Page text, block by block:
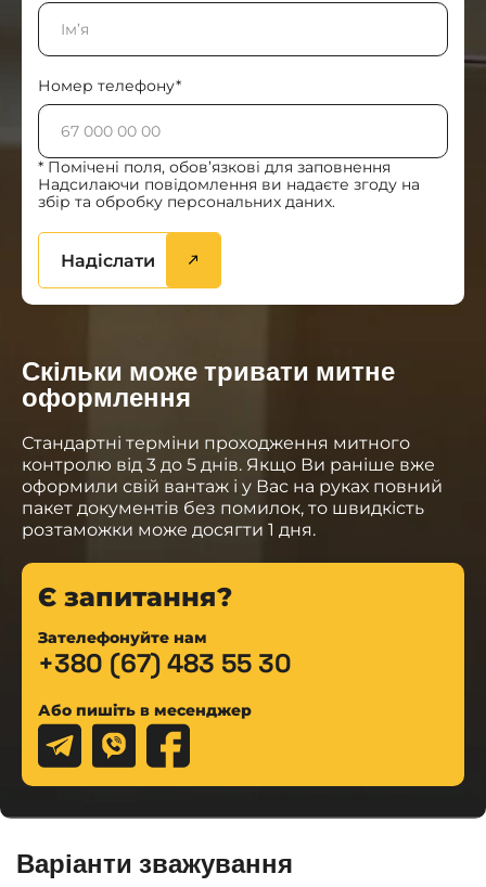
Номер телефону*
* Помічені поля, обов’язкові для заповнення
Надсилаючи повідомлення ви надаєте згоду на
збір та обробку персональних даних.
Надіслати
Скільки може тривати митне
оформлення
Стандартні терміни проходження митного
контролю від 3 до 5 днів. Якщо Ви раніше вже
оформили свій вантаж і у Вас на руках повний
пакет документів без помилок, то швидкість
розтаможки може досягти 1 дня.
Є запитання?
Зателефонуйте нам
+380 (67) 483 55 30
Або пишіть в месенджер
Варіанти зважування